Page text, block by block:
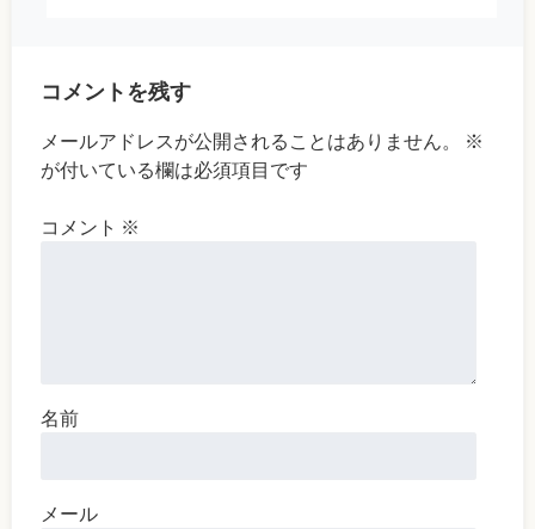
コメントを残す
メールアドレスが公開されることはありません。
※
が付いている欄は必須項目です
コメント ※
名前
メール